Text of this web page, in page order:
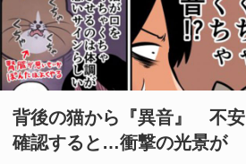
背後の猫から『異音』 不
確認すると…衝撃の光景が